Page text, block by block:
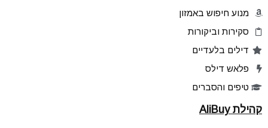
מנוע חיפוש באמזון
סקירות וביקורות
דילים בלעדיים
פלאש דילס
טיפים והסברים
קהילת AliBuy